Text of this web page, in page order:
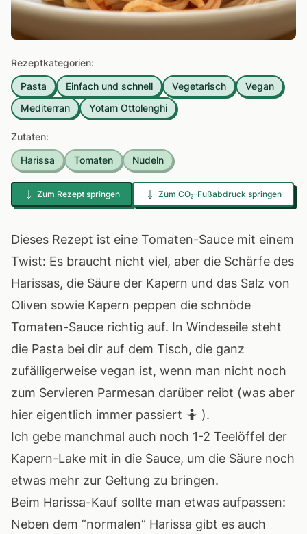
Rezeptkategorien:
Pasta
Einfach und schnell Vegetarisch
Vegan
Mediterran
Yotam Ottolenghi
Zutaten:
Harissa
Tomaten Nudeln
Zum Rezept springen Zum CO₂-Fußabdruck springen
Dieses Rezept ist eine Tomaten-Sauce mit einem
Twist: Es braucht nicht viel, aber die Schärfe des
Harissas, die Säure der Kapern und das Salz von
Oliven sowie Kapern peppen die schnöde
Tomaten-Sauce richtig auf. In Windeseile steht
die Pasta bei dir auf dem Tisch, die ganz
zufälligerweise vegan ist, wenn man nicht noch
zum Servieren Parmesan darüber reibt (was aber
hier eigentlich immer passiert 🤷 ).
Ich gebe manchmal auch noch 1-2 Teelöffel der
Kapern-Lake mit in die Sauce, um die Säure noch
etwas mehr zur Geltung zu bringen.
Beim Harissa-Kauf sollte man etwas aufpassen:
Neben dem “normalen” Harissa gibt es auch